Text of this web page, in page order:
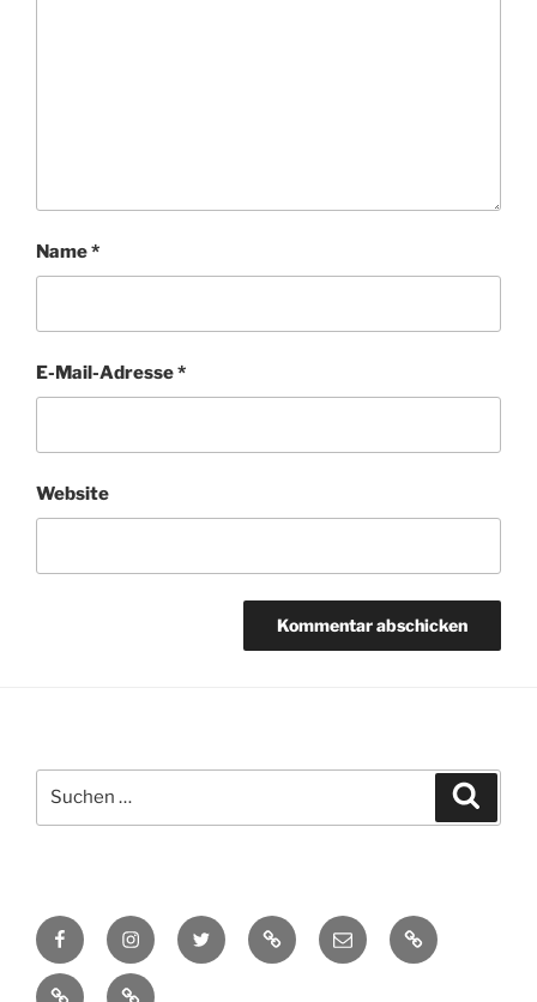
Name*
E-Mail-Adresse*
Website
nach:
FacebookInstagramTwitter TikTok E-
Mail
Cookie-
Richtlinie
Datenschutzerklärung
Impressum